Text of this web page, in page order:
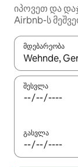
იპოვეთ და
Airbnb-ს
მდებარეობა
როცა
შესვლა
გასვლა